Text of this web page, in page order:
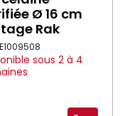
Ø 16 cm
Rak
sous 2 à 4